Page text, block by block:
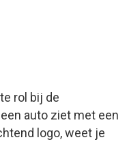
rol bij de
auto ziet met een
logo, weet je